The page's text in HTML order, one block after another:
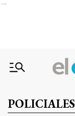
Ads
POLICIALES